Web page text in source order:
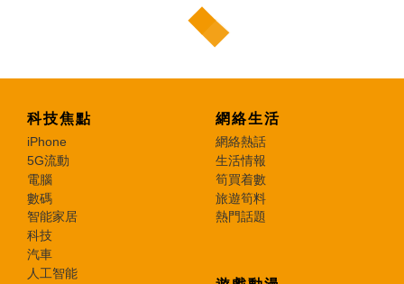
科技焦點
iPhone
5G流動
電腦
數碼
智能家居
科技
汽車
人工智能
網絡生活
網絡熱話
生活情報
筍買着數
旅遊筍料
熱門話題